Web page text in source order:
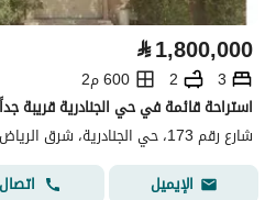
⃁1,800,000
3
2
600 م2
استراحة قائمة في حي الجنادرية قريبة
شارع رقم 173، حي الجنادرية، شرق الرياض، الرياض
الإيميل
اتصال